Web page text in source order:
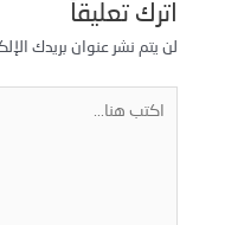
اترك تعليقاً
لن يتم نشر عنوان بريدك الإلكتروني.